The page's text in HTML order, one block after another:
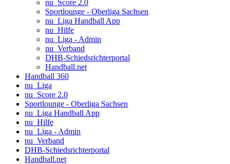
nu_Score 2.0
Sportlounge - Oberliga Sachsen
nu_Liga Handball App
nu_Hilfe
nu_Liga - Admin
nu_Verband
DHB-Schiedsrichterportal
Handball.net
Handball 360
nu_Liga
nu_Score 2.0
Sportlounge - Oberliga Sachsen
nu_Liga Handball App
nu_Hilfe
nu_Liga - Admin
nu_Verband
DHB-Schiedsrichterportal
Handball.net